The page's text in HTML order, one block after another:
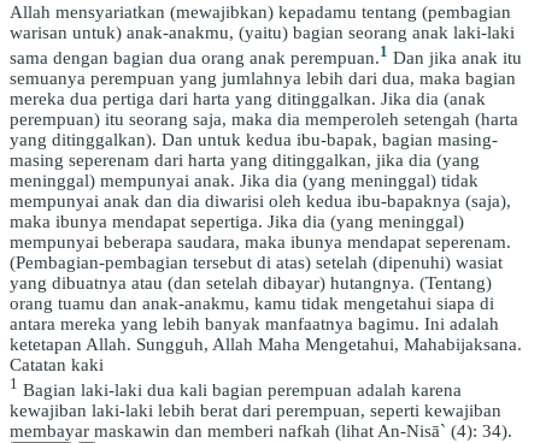
Allah mensyariatkan (mewajibkan) kepadamu tentang (pembagian
warisan untuk) anak-anakmu, (yaitu) bagian seorang anak laki-laki
sama dengan bagian dua orang anak perempuan.1 Dan jika anak itu
semuanya perempuan yang jumlahnya lebih dari dua, maka bagian
mereka dua pertiga dari harta yang ditinggalkan. Jika dia (anak
perempuan) itu seorang saja, maka dia memperoleh setengah (harta
yang ditinggalkan). Dan untuk kedua ibu-bapak, bagian masing-
masing seperenam dari harta yang ditinggalkan, jika dia (yang
meninggal) mempunyai anak. Jika dia (yang meninggal) tidak
mempunyai anak dan dia diwarisi oleh kedua ibu-bapaknya (saja),
maka ibunya mendapat sepertiga. Jika dia (yang meninggal)
mempunyai beberapa saudara, maka ibunya mendapat seperenam.
(Pembagian-pembagian tersebut di atas) setelah (dipenuhi) wasiat
yang dibuatnya atau (dan setelah dibayar) hutangnya. (Tentang)
orang tuamu dan anak-anakmu, kamu tidak mengetahui siapa di
antara mereka yang lebih banyak manfaatnya bagimu. Ini adalah
ketetapan Allah. Sungguh, Allah Maha Mengetahui, Mahabijaksana.
Catatan kaki
1 Bagian laki-laki dua kali bagian perempuan adalah karena
kewajiban laki-laki lebih berat dari perempuan, seperti kewajiban
membayar maskawin dan memberi nafkah (lihat An-Nisā` (4): 34).